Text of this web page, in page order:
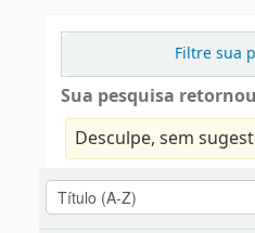
Filtre sua
Sua pesquisa
Desculpe, sem